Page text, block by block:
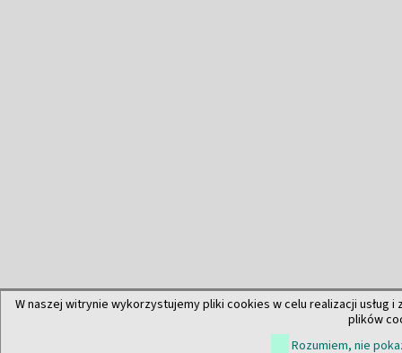
W naszej witrynie wykorzystujemy pliki cookies w celu realizacji usług i
plików
Rozumiem, nie